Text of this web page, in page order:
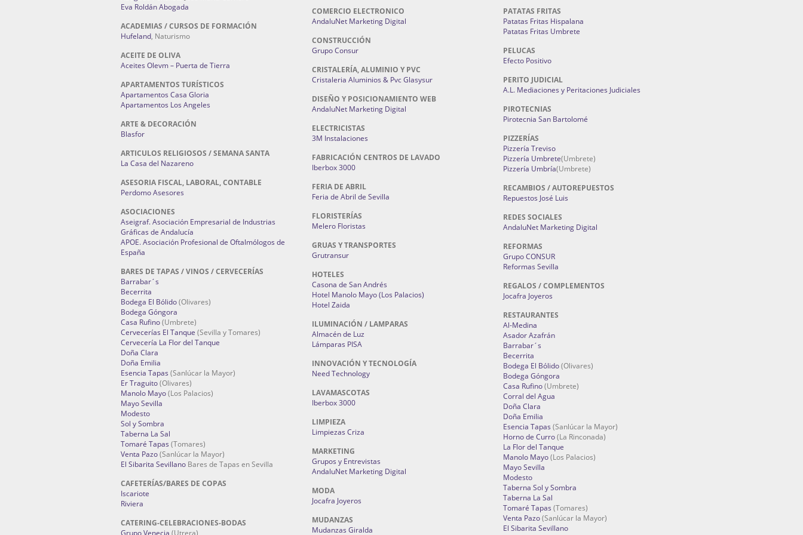
Eva Roldán Abogada
ACADEMIAS / CURSOS DE FORMACIÓN
Hufeland, Naturismo
ACEITE DE OLIVA
Aceites Olevm – Puerta de Tierra
APARTAMENTOS TURÍSTICOS
Apartamentos Casa Gloria
Apartamentos Los Angeles
ARTE & DECORACIÓN
Blasfor
ARTICULOS RELIGIOSOS / SEMANA SANTA
La Casa del Nazareno
ASESORIA FISCAL, LABORAL, CONTABLE
Perdomo Asesores
ASOCIACIONES
Aseigraf. Asociación Empresarial de Industrias
Gráficas de Andalucía
APOE. Asociación Profesional de Oftalmólogos de
España
BARES DE TAPAS / VINOS / CERVECERÍAS
Barrabar´s
Becerrita
Bodega El Bólido(Olivares)
Bodega Góngora
Casa Rufino(Umbrete)
Cervecerías El Tanque (Sevilla y Tomares)
Cervecería La Flor del Tanque
Doña Clara
Doña Emilia
Esencia Tapas (Sanlúcar la Mayor)
Er Traguito(Olivares)
Manolo Mayo(Los Palacios)
Mayo Sevilla
Modesto
Sol y Sombra
Taberna La Sal
Tomaré Tapas (Tomares)
Venta Pazo(Sanlúcar la Mayor)
El Sibarita Sevillano Bares de Tapas en Sevilla
CAFETERÍAS/BARES DE COPAS
Iscariote
Riviera
CATERING-CELEBRACIONES-BODAS
COMERCIO ELECTRONICO
AndaluNet Marketing Digital
CONSTRUCCIÓN
Grupo Consur
CRISTALERÍA, ALUMINIO Y PVC
Cristaleria Aluminios & Pvc Glasysur
DISEÑO Y POSICIONAMIENTO WEB
AndaluNet Marketing Digital
ELECTRICISTAS
3M Instalaciones
FABRICACIÓN CENTROS DE LAVADO
Iberbox 3000
FERIA DE ABRIL
Feria de Abril de Sevilla
FLORISTERÍAS
Melero Floristas
GRUAS Y TRANSPORTES
Grutransur
HOTELES
Casona de San Andrés
Hotel Manolo Mayo (Los Palacios)
Hotel Zaida
ILUMINACIÓN / LAMPARAS
Almacén de Luz
Lámparas PISA
INNOVACIÓN Y TECNOLOGÍA
Need Technology
LAVAMASCOTAS
Iberbox 3000
LIMPIEZA
Limpiezas Criza
MARKETING
Grupos y Entrevistas
AndaluNet Marketing Digital
MODA
Jocafra Joyeros
MUDANZAS
Mudanzas Giralda
PATATAS FRITAS
Patatas Fritas Hispalana
Patatas Fritas Umbrete
PELUCAS
Efecto Positivo
PERITO JUDICIAL
A.L. Mediaciones y Peritaciones Judiciales
PIROTECNIAS
Pirotecnia San Bartolomé
PIZZERÍAS
Pizzería Treviso
Pizzería Umbrete(Umbrete)
Pizzería Umbría(Umbrete)
RECAMBIOS / AUTOREPUESTOS
Repuestos José Luis
REDES SOCIALES
AndaluNet Marketing Digital
REFORMAS
Grupo CONSUR
Reformas Sevilla
REGALOS / COMPLEMENTOS
Jocafra Joyeros
RESTAURANTES
Al-Medina
Asador Azafrán
Barrabar´s
Becerrita
Bodega El Bólido(Olivares)
Bodega Góngora
Casa Rufino(Umbrete)
Corral del Agua
Doña Clara
Doña Emilia
Esencia Tapas (Sanlúcar la Mayor)
Horno de Curro(La Rinconada)
La Flor del Tanque
Manolo Mayo(Los Palacios)
Mayo Sevilla
Modesto
Taberna Sol y Sombra
Taberna La Sal
Tomaré Tapas (Tomares)
Venta Pazo(Sanlúcar la Mayor)
El Sibarita Sevillano